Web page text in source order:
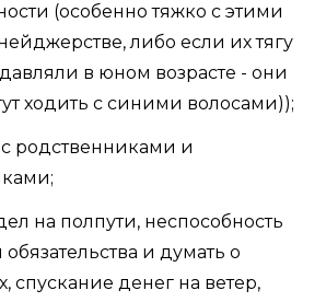
(особенно тяжко с этими
либо если их тягу
в юном возрасте - они
ходить с синими волосами));
родственниками и
на полпути, неспособность
обязательства и думать о
спускание денег на ветер,